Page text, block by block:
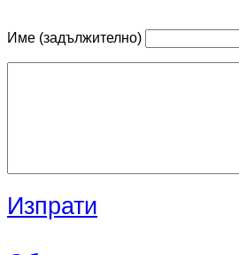
Име (задължително)
Изпрати